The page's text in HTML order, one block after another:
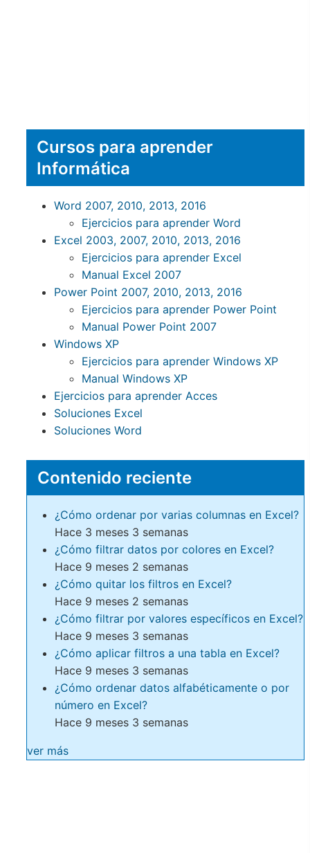
Cursos para aprender
Informática
Word 2007, 2010, 2013, 2016
Ejercicios para aprender Word
Excel 2003, 2007, 2010, 2013, 2016
Ejercicios para aprender Excel
Manual Excel 2007
Power Point 2007, 2010, 2013, 2016
Ejercicios para aprender Power Point
Manual Power Point 2007
Windows XP
Ejercicios para aprender Windows XP
Manual Windows XP
Ejercicios para aprender Acces
Soluciones Excel
Soluciones Word
Contenido reciente
¿Cómo ordenar por varias columnas en Excel?
Hace 3 meses 3 semanas
¿Cómo filtrar datos por colores en Excel?
Hace 9 meses 2 semanas
¿Cómo quitar los filtros en Excel?
Hace 9 meses 2 semanas
¿Cómo filtrar por valores específicos en Excel?
Hace 9 meses 3 semanas
¿Cómo aplicar filtros a una tabla en Excel?
Hace 9 meses 3 semanas
¿Cómo ordenar datos alfabéticamente o por
número en Excel?
Hace 9 meses 3 semanas
ver más